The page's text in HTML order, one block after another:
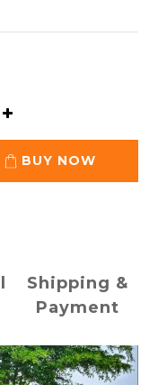
BUY NOW
Shipping &
Payment